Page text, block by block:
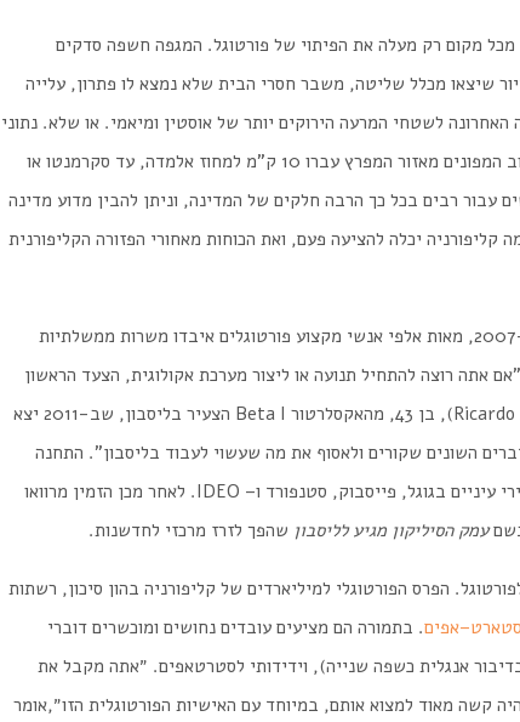
מכל מקום רק מעלה את הפיתוי של פורטוגל. המגפה חשפה סדקים
שיצאו מכלל שליטה, משבר חסרי הבית שלא נמצא לו פתרון, עלייה
האחרונה לשטחי המרעה הירוקים יותר של אוסטין ומיאמי. או שלא. נתוני
המפונים מאזור המפרץ עברו 10 ק"מ למחוז אלמדה, עד סקרמנטו או
עבור רבים בכל כך הרבה חלקים של המדינה, וניתן להבין מדוע מדינה
קליפורניה יכלה להציעה פעם, ואת הכוחות מאחורי הפזורה הקליפורנית
מאות אלפי אנשי מקצוע פורטוגלים איבדו משרות ממשלתיות
אם אתה רוצה להתחיל תנועה או ליצור מערכת אקולוגית, הצעד הראשון
), בן 43, מהאקסלרטור Beta I הצעיר בליסבון, שב-2011
יצא
השונים שקורים ולאסוף את מה שעשוי לעבוד בליסבון". התחנה
עיניים בגוגל, פייסבוק, סטנפורד ו–
IDEO
. לאחר מכן הזמין מרוואו
עמק הסיליקון מגיע לליסבון שהפך לזרז מרכזי לחדשנות.
. הפרס הפורטוגלי למיליארדים של קליפורניה בהון סיכון, רשתות
סטארט–אפים. בתמורה הם מציעים עובדים נחושים ומוכשרים דוברי
אנגלית כשפה שנייה), וידידותי לסטרטאפים. ״אתה מקבל את
היה קשה מאוד למצוא אותם, במיוחד עם האישיות הפורטוגלית הזו,״ אומר